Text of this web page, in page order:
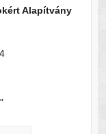
Alapítvány